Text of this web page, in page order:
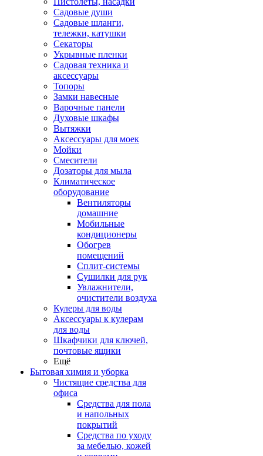
Садовые души
Садовые шланги,
тележки, катушки
Секаторы
Укрывные пленки
Садовая техника и
аксессуары
Топоры
Замки навесные
Варочные панели
Духовые шкафы
Вытяжки
Аксессуары для моек
Мойки
Смесители
Дозаторы для мыла
Климатическое
оборудование
Вентиляторы
домашние
Мобильные
кондиционеры
Обогрев
помещений
Сплит-системы
Сушилки для рук
Увлажнители,
очистители воздуха
Кулеры для воды
Аксессуары к кулерам
для воды
Шкафчики для ключей,
почтовые ящики
Ещё
Бытовая химия и уборка
Чистящие средства для
офиса
Средства для пола
и напольных
покрытий
Средства по уходу
за мебелью, кожей